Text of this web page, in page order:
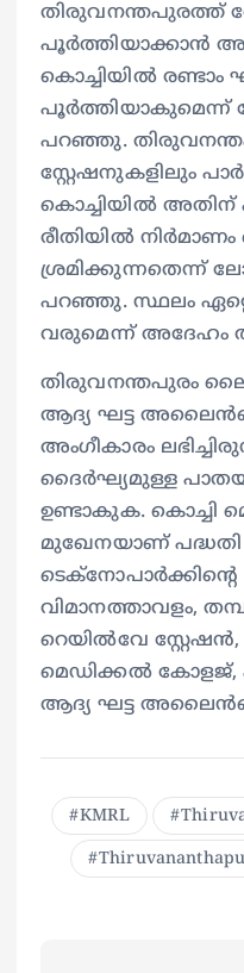
തിരുവനന്തപുരത്ത്
പൂര്‍ത്തിയാക്കാന്‍
കൊച്ചിയില്‍ രണ്ടാം
പറഞ്ഞു.
സ്റ്റേഷനുകളിലും
കൊച്ചിയില്‍ അതിന്
രീതിയില്‍
ശ്രമിക്കുന്നതെന്ന്
പറഞ്ഞു. സ്ഥലം
വരുമെന്ന് അദേഹം
തിരുവനന്തപുരം
ആദ്യ ഘട്ട
അംഗീകാരം
ദൈർഘ്യമുള്ള
ഉണ്ടാകുക. കൊച്ചി
മുഖേനയാണ് പദ്ധതി
വിമാനത്താവളം,
റെയിൽവേ സ്റ്റേഷൻ,
മെഡിക്കൽ കോളജ്,
ആദ്യ ഘട്ട
KMRL